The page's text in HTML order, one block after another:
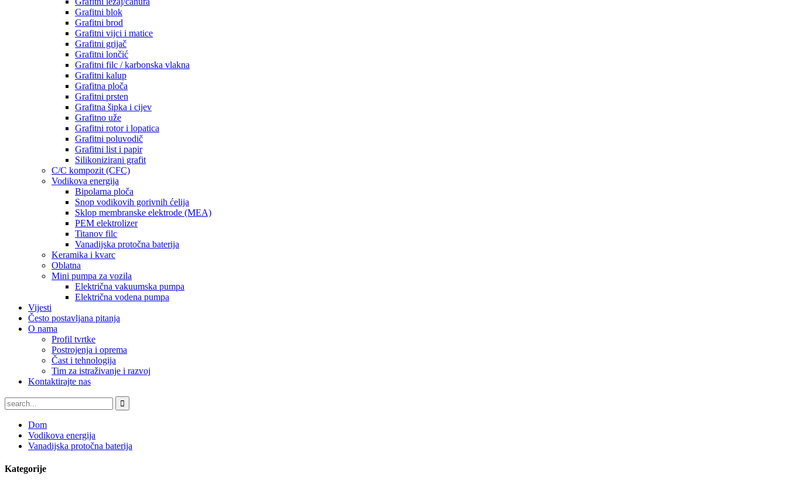
Grafitni blok
Grafitni brod
Grafitni vijci i matice
Grafitni grijač
Grafitni lončić
Grafitni filc / karbonska vlakna
Grafitni kalup
Grafitna ploča
Grafitni prsten
Grafitna šipka i cijev
Grafitno uže
Grafitni rotor i lopatica
Grafitni poluvodič
Grafitni list i papir
Silikonizirani grafit
C/C kompozit (CFC)
Vodikova energija
Bipolarna ploča
Snop vodikovih gorivnih ćelija
Sklop membranske elektrode (MEA)
PEM elektrolizer
Titanov filc
Vanadijska protočna baterija
Keramika i kvarc
Oblatna
Mini pumpa za vozila
Električna vakuumska pumpa
Električna vodena pumpa
Vijesti
Često postavljana pitanja
O nama
Profil tvrtke
Postrojenja i oprema
Čast i tehnologija
Tim za istraživanje i razvoj
Kontaktirajte nas
Dom
Vodikova energija
Vanadijska protočna baterija
Kategorije